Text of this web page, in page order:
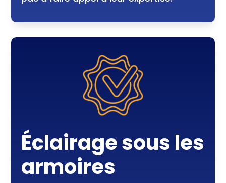
Éclairage sous les
armoires